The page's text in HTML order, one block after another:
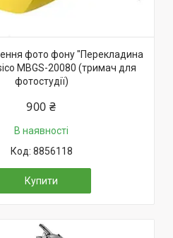
фото фону "Перекладина
MBGS-20080 (тримач для
фотостудії)
900 ₴
В наявності
8856118
Купити